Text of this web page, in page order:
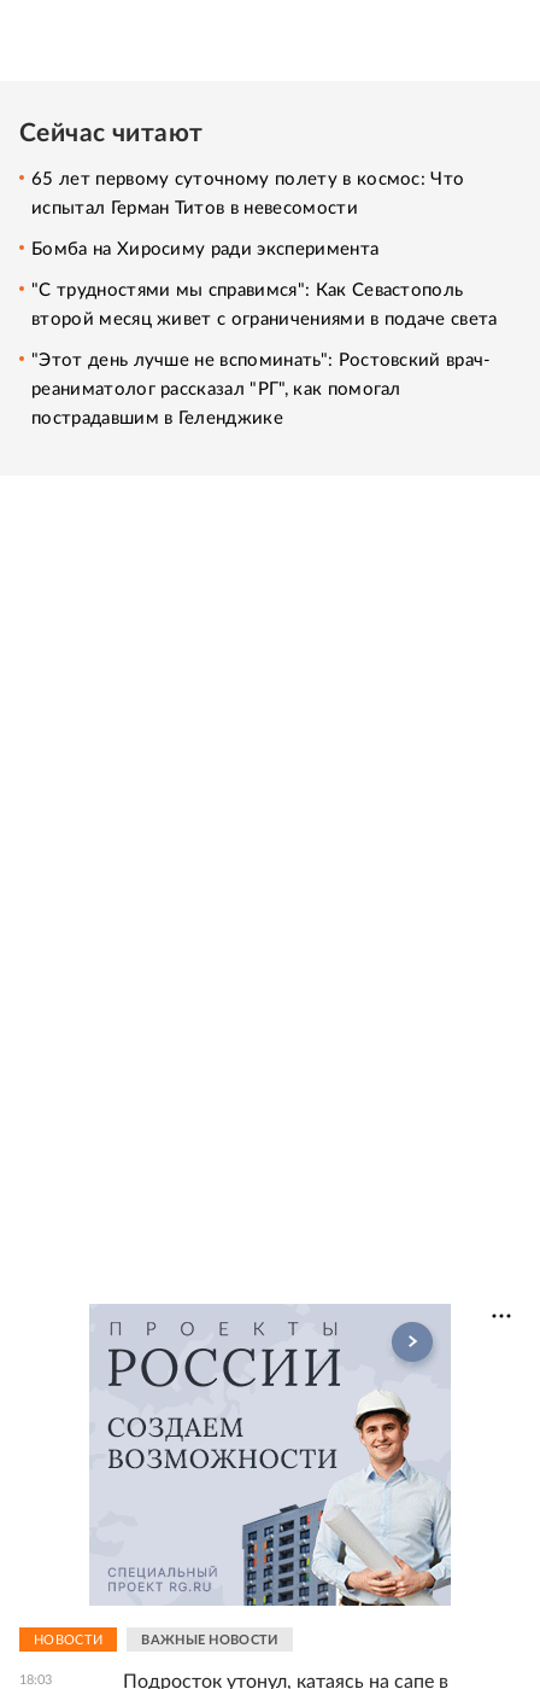
Сейчас читают
65 лет первому суточному полету в космос: Что
испытал Герман Титов в невесомости
Бомба на Хиросиму ради эксперимента
"С трудностями мы справимся": Как Севастополь
второй месяц живет с ограничениями в подаче света
"Этот день лучше не вспоминать": Ростовский врач-
реаниматолог рассказал "РГ", как помогал
пострадавшим в Геленджике
НОВОСТИ ВАЖНЫЕ НОВОСТИ
18:03 Подросток утонул, катаясь на сапе в